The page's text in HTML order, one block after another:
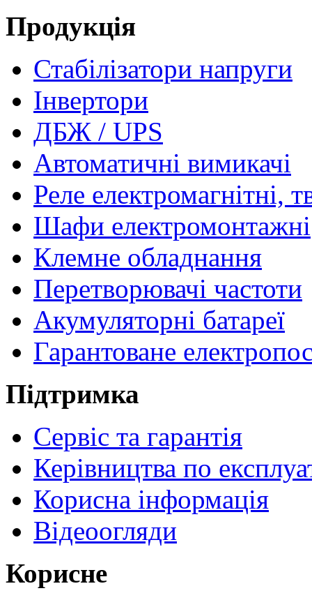
Продукція
Стабілізатори напруги
Інвертори
ДБЖ / UPS
Автоматичні вимикачі
Реле електромагнітні,
Шафи електромонтажні
Клемне обладнання
Перетворювачі частоти
Акумуляторні батареї
Гарантоване
Підтримка
Сервіс та гарантія
Керівництва по
Корисна інформація
Відеоогляди
Корисне